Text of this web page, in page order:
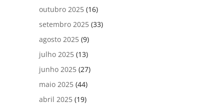
outubro 2025 (16)
setembro 2025 (33)
agosto 2025 (9)
julho 2025 (13)
junho 2025 (27)
maio 2025 (44)
abril 2025 (19)